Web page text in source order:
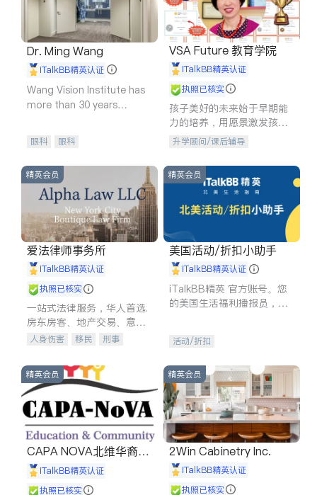
Dr. Ming Wang
iTalkBB精英认证
Wang Vision Institute has
more than 30 years
眼科 眼科
VSA Future 教育学院
iTalkBB精英认证
执照已核实
孩子美好的未来始于早期能
力的培养，用愿景激发孩子
的学习潜力和动力。理念：
拥有成长型心态是成功的基
石。
升学顾问/课后辅导
精英会员
爱法律师事务所
iTalkBB精英认证
执照已核实
一站式法律服务，华人首选.
房东房客、地产交易、意外
伤害、车祸重伤、商业诉
建筑合同、刑事案件全包办
人身伤害 移民
刑事
信托/遗嘱
商业
索赔
律师-其它 保释
精英会员
美国活动/折扣小助手
iTalkBB精英认证
iTalkBB精英 官方账号。您
的美国生活福利播报员，精
专属福利。
活动/折扣
精英会员
CAPA NOVA北维华裔家
长会iTalkBB精英认证
执照已核实
精英会员
2Win Cabinetry Inc.
iTalkBB精英认证
执照已核实